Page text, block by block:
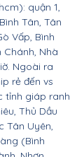
quận 1,
Tân, Tân
Vấp, Bình
Chánh, Nhà
Ngoài ra
rẻ đến vs
tỉnh giáp ranh
Thủ Dầu
Tân Uyên,
(Bình